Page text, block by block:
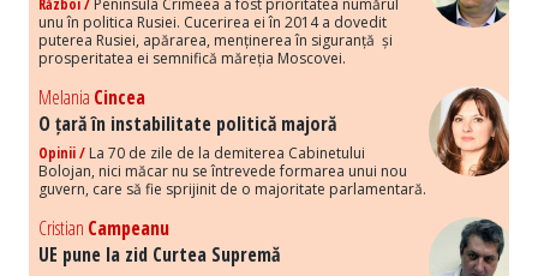
Război / Peninsula Crimeea a fost prioritatea numărul
unu în politica Rusiei. Cucerirea ei în 2014 a dovedit
puterea Rusiei, apărarea, menținerea în siguranță și
prosperitatea ei semnifică măreția Moscovei.
Melania Cincea
O țară în instabilitate politică majoră
Opinii / La 70 de zile de la demiterea Cabinetului
Bolojan, nici măcar nu se întrevede formarea unui nou
guvern, care să fie sprijinit de o majoritate parlamentară.
Cristian Campeanu
UE pune la zid Curtea Supremă